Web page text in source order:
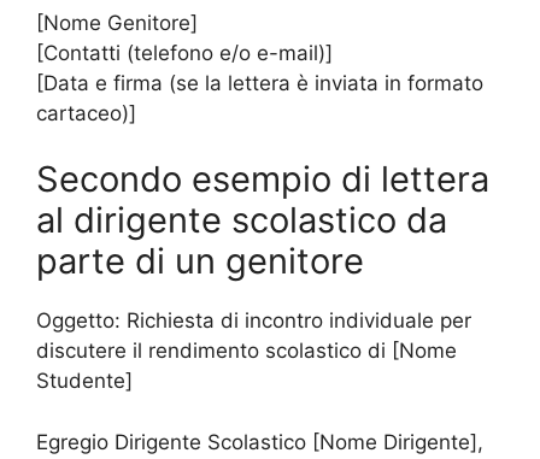
[Nome Genitore]
[Contatti (telefono e/o e-mail)]
[Data e firma (se la lettera è inviata in formato
cartaceo)]
Secondo esempio di lettera
al dirigente scolastico da
parte di un genitore
Oggetto: Richiesta di incontro individuale per
discutere il rendimento scolastico di [Nome
Studente]
Egregio Dirigente Scolastico [Nome Dirigente],